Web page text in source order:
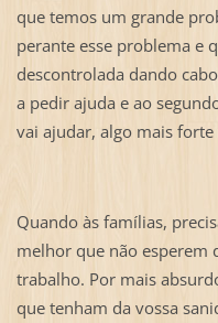
que temos um grande
perante esse problema e
descontrolada dando
a pedir ajuda e ao
vai ajudar, algo mais
Quando às famílias,
melhor que não esperem
trabalho. Por mais
que tenham da vossa